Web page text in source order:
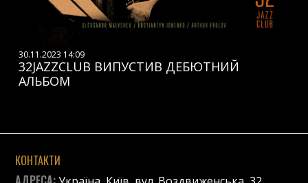
30.11.2023 14:09
32JAZZCLUB ВИПУСТИВ ДЕБЮТНИЙ
АЛЬБОМ
КОНТАКТИ